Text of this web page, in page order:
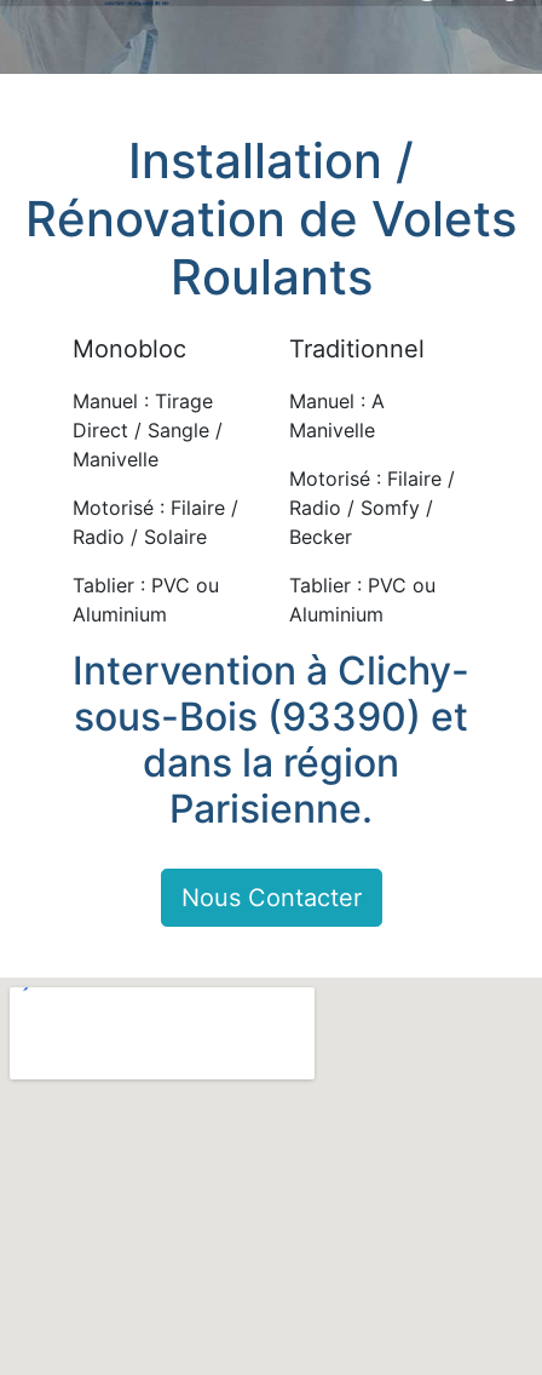
Installation /
Rénovation de Volets
Roulants
Monobloc
Manuel : Tirage
Direct / Sangle /
Manivelle
Motorisé : Filaire /
Radio / Solaire
Tablier : PVC ou
Aluminium
Traditionnel
Manuel : A
Manivelle
Motorisé : Filaire /
Radio / Somfy /
Becker
Tablier : PVC ou
Aluminium
Intervention à Clichy-
sous-Bois (93390) et
dans la région
Parisienne.
Nous Contacter